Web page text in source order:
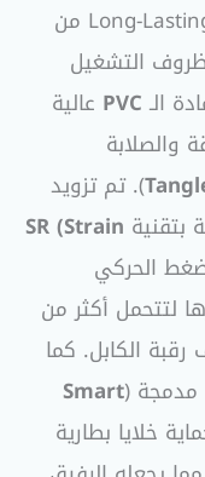
البنية الهندسية الخارجية لسلسلة Long-Lasting من
التشغيل
الـ PVC عالية
والصلابة
). تم تزويد
بتقنية SR (Strain
الحركي
لتتحمل أكثر من
الكابل. كما
مدمجة (Smart
خلايا بطارية